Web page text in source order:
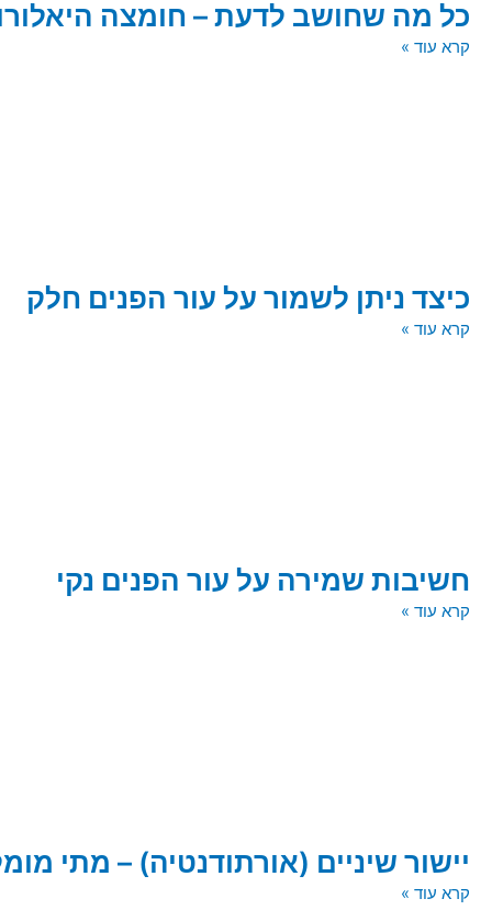
כל מה שחושב לדעת – חומצה
קרא עוד »
כיצד ניתן לשמור על עור הפנים חלק
קרא עוד »
חשיבות שמירה על עור הפנים נקי
קרא עוד »
יישור שיניים (אורתודנטיה) – מתי
קרא עוד »